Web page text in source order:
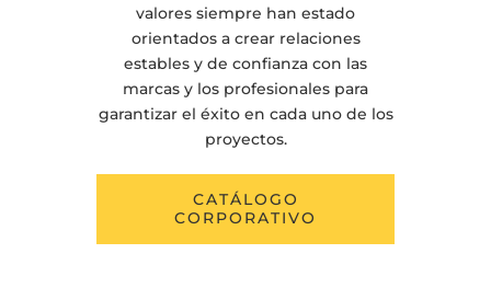
valores siempre han estado
orientados a crear relaciones
estables y de confianza con las
marcas y los profesionales para
garantizar el éxito en cada uno de los
proyectos.
CATÁLOGO
CORPORATIVO